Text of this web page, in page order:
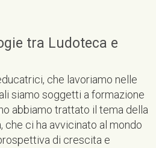
tra Ludoteca e
che lavoriamo nelle
siamo soggetti a formazione
abbiamo trattato il tema della
che ci ha avvicinato al mondo
di crescita e